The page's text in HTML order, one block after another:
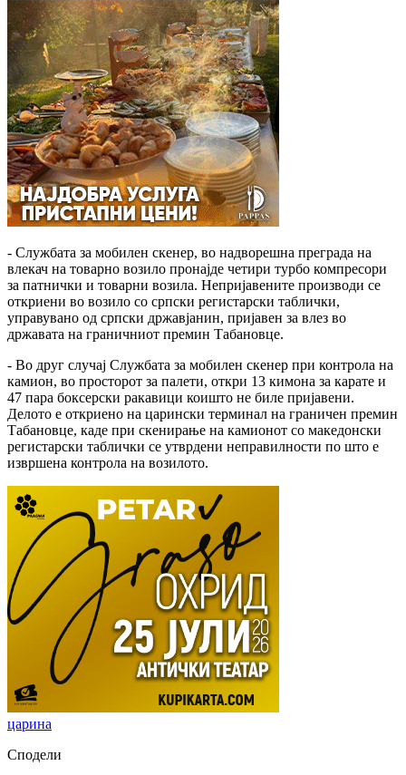
- Службата за мобилен скенер, во надворешна преграда на
влекач на товарно возило пронајде четири турбо компресори
за патнички и товарни возила. Непријавените производи се
откриени во возило со српски регистарски таблички,
управувано од српски државјанин, пријавен за влез во
државата на граничниот премин Табановце.
- Во друг случај Службата за мобилен скенер при контрола на
камион, во просторот за палети, откри 13 кимона за карате и
47 пара боксерски ракавици коишто не биле пријавени.
Делото е откриено на царински терминал на граничен премин
Табановце, каде при скенирање на камионот со македонски
регистарски таблички се утврдени неправилности по што е
извршена контрола на возилото.
царина
Сподели